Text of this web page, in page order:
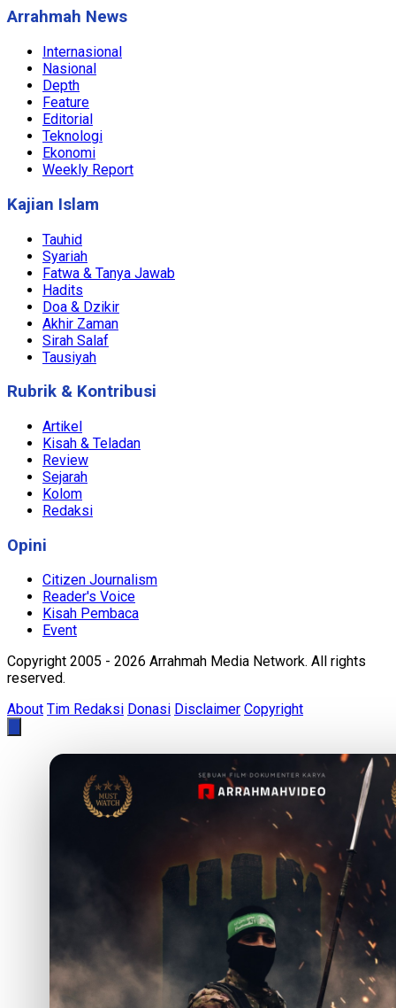
Arrahmah News
Internasional
Nasional
Depth
Feature
Editorial
Teknologi
Ekonomi
Weekly Report
Kajian Islam
Tauhid
Syariah
Fatwa & Tanya Jawab
Hadits
Doa & Dzikir
Akhir Zaman
Sirah Salaf
Tausiyah
Rubrik & Kontribusi
Artikel
Kisah & Teladan
Review
Sejarah
Kolom
Redaksi
Opini
Citizen Journalism
Reader's Voice
Kisah Pembaca
Event
Copyright 2005 - 2026 Arrahmah Media Network. All rights
reserved.
About Tim Redaksi Donasi Disclaimer Copyright